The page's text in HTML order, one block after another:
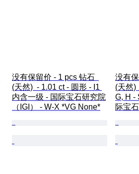
没有保留价 - 1 pcs 钻石
(天然)  - 1.01 ct - 圆形 - I1
内含一级 - 国际宝石研究院
（IGI） - W-X *VG None*
没有
(天然)
G, H -
际宝